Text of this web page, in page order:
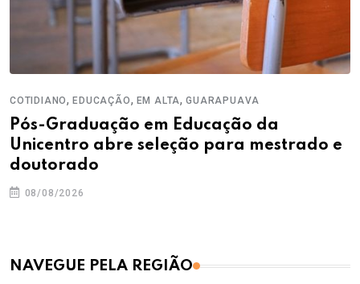
COTIDIANO,EDUCAÇÃO, EM ALTA,GUARAPUAVA
Pós-Graduação em Educação da
Unicentro abre seleção para mestrado e
doutorado
08/08/2026
NAVEGUE PELA REGIÃO